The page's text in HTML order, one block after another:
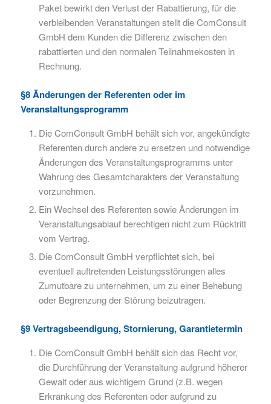
Paket bewirkt den Verlust der Rabattierung, für die
verbleibenden Veranstaltungen stellt die ComConsult
GmbH dem Kunden die Differenz zwischen den
rabattierten und den normalen Teilnahmekosten in
Rechnung.
§8 Änderungen der Referenten oder im
Veranstaltungsprogramm
Die ComConsult GmbH behält sich vor, angekündigte
Referenten durch andere zu ersetzen und notwendige
Änderungen des Veranstaltungsprogramms unter
Wahrung des Gesamtcharakters der Veranstaltung
vorzunehmen.
Ein Wechsel des Referenten sowie Änderungen im
Veranstaltungsablauf berechtigen nicht zum Rücktritt
vom Vertrag.
Die ComConsult GmbH verpflichtet sich, bei
eventuell auftretenden Leistungsstörungen alles
Zumutbare zu unternehmen, um zu einer Behebung
oder Begrenzung der Störung beizutragen.
§9 Vertragsbeendigung, Stornierung, Garantietermin
Die ComConsult GmbH behält sich das Recht vor,
die Durchführung der Veranstaltung aufgrund höherer
Gewalt oder aus wichtigem Grund (z.B. wegen
Erkrankung des Referenten oder aufgrund zu